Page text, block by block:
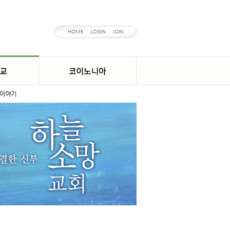
HOME LOGIN JOIN
야기